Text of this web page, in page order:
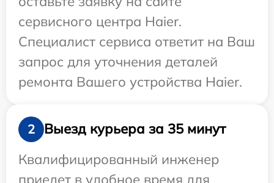
сервисного центра Haier.
Специалист сервиса ответит на Ваш
запрос для уточнения деталей
ремонта Вашего устройства Haier.
2
Выезд курьера за 35 минут
Квалифицированный инженер
приедет в удобное время для